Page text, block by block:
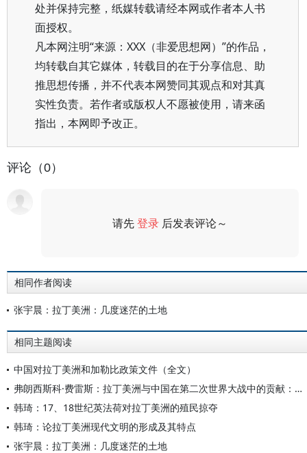
处并保持完整，纸媒转载请经本网或作者本人书
面授权。
凡本网注明“来源：XXX（非爱思想网）”的作品，
均转载自其它媒体，转载目的在于分享信息、助
推思想传播，并不代表本网赞同其观点和对其真
实性负责。若作者或版权人不愿被使用，请来函
指出，本网即予改正。
评论（0）
请先登录 后发表评论～
相同作者阅读
张宇晨：拉丁美洲：几度迷茫的土地
相同主题阅读
中国对拉丁美洲和加勒比政策文件（全文）
弗朗西斯科·费雷斯：拉丁美洲与中国在第二次世界大战中的贡献：全球视野下的考察与比较
韩琦：17、18世纪英法荷对拉丁美洲的殖民掠夺
韩琦：论拉丁美洲现代文明的形成及其特点
张宇晨：拉丁美洲：几度迷茫的土地